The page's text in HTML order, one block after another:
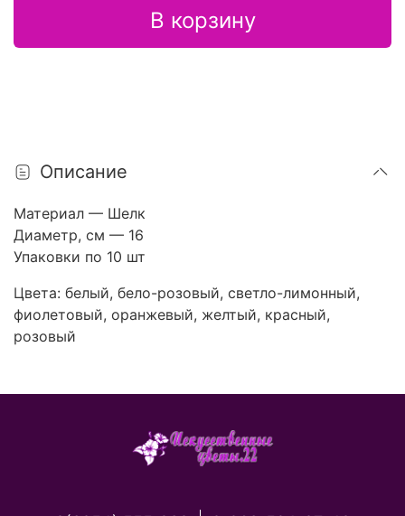
В корзину
Описание
Материал — Шелк
Диаметр, см — 16
Упаковки по 10 шт
Цвета: белый, бело-розовый, светло-лимонный,
фиолетовый, оранжевый, желтый, красный,
розовый